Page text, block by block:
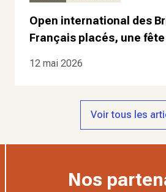
Open international des
Français placés, une
12 mai 2026
Voir tous les
Nos